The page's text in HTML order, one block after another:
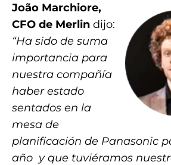
João Marchiore,
CFO de Merlin dijo:
“Ha sido de suma
importancia para
nuestra compañía
haber estado
sentados en la
mesa de
planificación de Panasonic
año y que tuviéramos